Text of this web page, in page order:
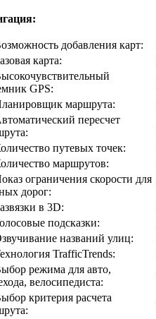
добавления карт:
карта:
GPS:
маршрута:
пересчет
путевых точек:
маршрутов:
ограничения скорости для
дорог:
в 3D:
подсказки:
названий улиц:
TrafficTrends:
режима для авто,
велосипедиста:
критерия расчета